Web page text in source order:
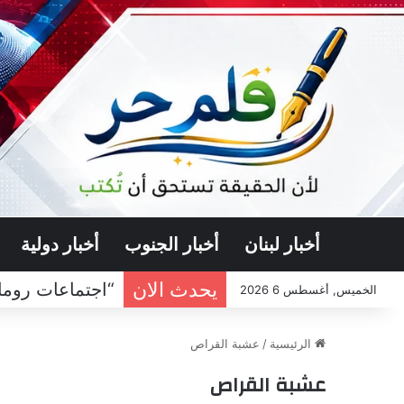
أخبار لبنان أخبار الجنوب أخبار دولية
الخميس, أغسطس 6 2026 يحدث الان “اجتماعات
الرئيسية / عشبة القراص
عشبة القراص